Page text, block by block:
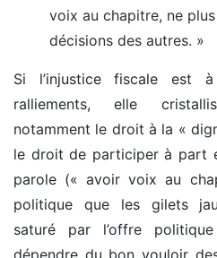
voix au chapitre, ne
décisions des autres. »
Si l’injustice fiscale est
ralliements, elle
notamment le droit à la «
le droit de participer à part
parole (« avoir voix au
politique que les gilets
saturé par l’offre
dépendre du bon vouloir